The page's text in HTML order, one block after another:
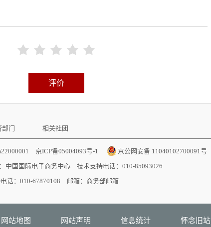
    
评价
门 相关社团
京ICP备05004093号-1
京公网安备 11040102700091号
中国国际电子商务中心 技术支持电话：010-85093026
话：010-67870108 邮箱：商务部邮箱
网站地图 网站声明 信息统计 怀念旧站